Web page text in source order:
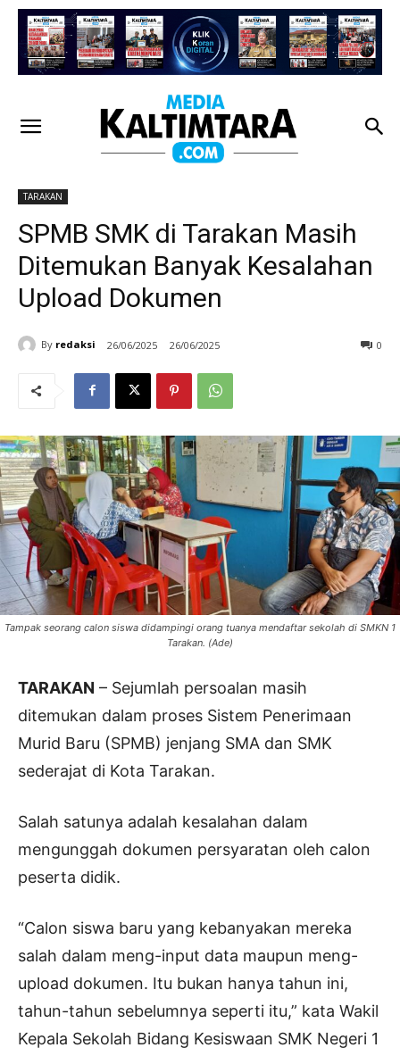
TARAKAN
SPMB SMK di Tarakan Masih
Ditemukan Banyak Kesalahan
Upload Dokumen
By redaksi 26/06/2025 26/06/2025 0
Tampak seorang calon siswa didampingi orang tuanya mendaftar sekolah di SMKN 1
Tarakan. (Ade)
TARAKAN – Sejumlah persoalan masih
ditemukan dalam proses Sistem Penerimaan
Murid Baru (SPMB) jenjang SMA dan SMK
sederajat di Kota Tarakan.
Salah satunya adalah kesalahan dalam
mengunggah dokumen persyaratan oleh calon
peserta didik.
“Calon siswa baru yang kebanyakan mereka
salah dalam meng-input data maupun meng-
upload dokumen. Itu bukan hanya tahun ini,
tahun-tahun sebelumnya seperti itu,” kata Wakil
Kepala Sekolah Bidang Kesiswaan SMK Negeri 1